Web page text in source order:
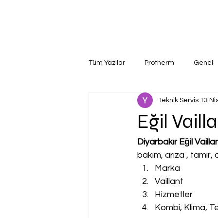
Tüm Yazılar Protherm Genel
Eğil
Teknik Servis 13
Diyarbakır Eğil
bakım, arıza ,
Marka
Vaillant
Hizmetler
Kombi, Klima,